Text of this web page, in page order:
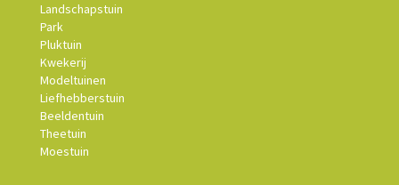
Landschapstuin
Park
Pluktuin
Kwekerij
Modeltuinen
Liefhebberstuin
Beeldentuin
Theetuin
Moestuin